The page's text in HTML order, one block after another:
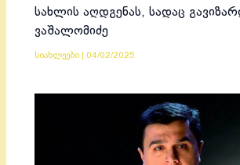
სახლის აღდგენას, სადაც
ვაშალომიძე
სიახლეები 04/02/2025